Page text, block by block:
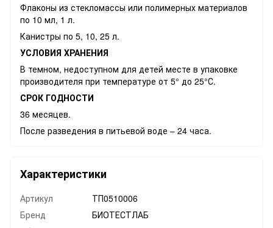
Флаконы из стекломассы или полимерных материалов
по 10 мл, 1 л.
Канистры по 5, 10, 25 л.
УСЛОВИЯ ХРАНЕНИЯ
В темном, недоступном для детей месте в упаковке
производителя при температуре от 5° до 25°С.
СРОК ГОДНОСТИ
36 месяцев.
После разведения в питьевой воде – 24 часа.
Характеристики
Артикул
ТП0510006
Бренд
БИОТЕСТЛАБ